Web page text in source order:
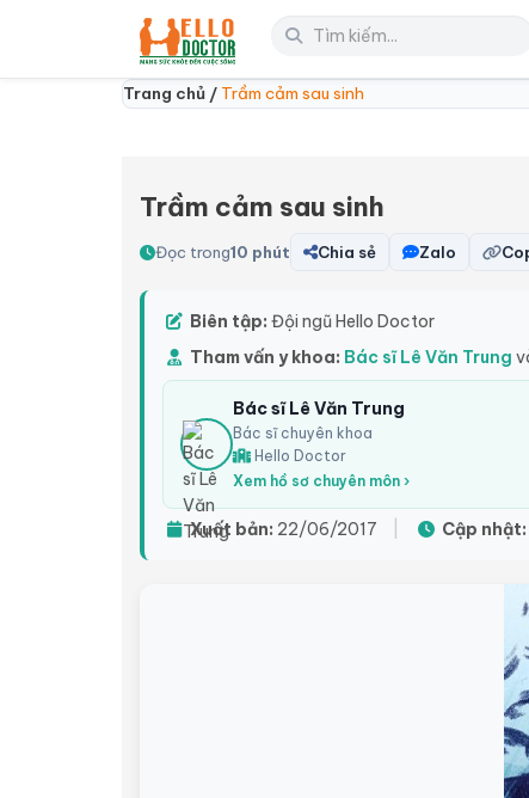
Trang chủ / Trầm cảm sau sinh
Trầm cảm sau sinh
Đọc trong10 phút Chia sẻ Zalo
Biên tập: Đội ngũ Hello Doctor
Tham vấn y khoa: Bác sĩ Lê Văn Trung
Bác sĩ Lê Văn Trung
Bác sĩ chuyên khoa
Hello Doctor
Xem hồ sơ chuyên môn ›
Xuất bản: 22/06/2017 Cập nhật: